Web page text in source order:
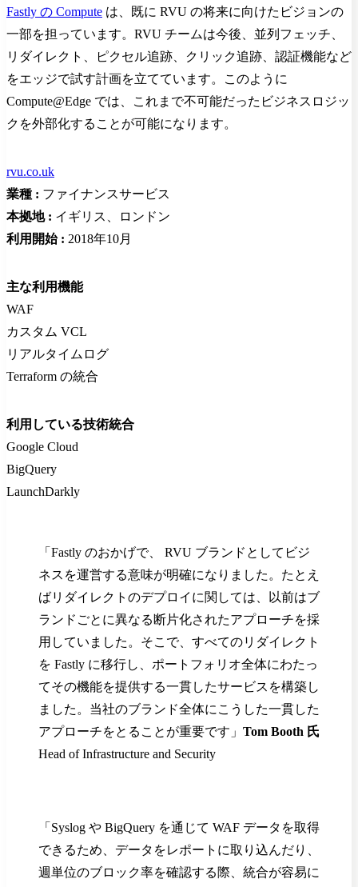
Fastly の Compute は、既に RVU の将来に向けたビジョンの
一部を担っています。RVU チームは今後、並列フェッチ、
リダイレクト、ピクセル追跡、クリック追跡、認証機能など
をエッジで試す計画を立てています。このように
Compute@Edge では、これまで不可能だったビジネスロジッ
クを外部化することが可能になります。
rvu.co.uk
業種 : ファイナンスサービス
本拠地 : イギリス、ロンドン
利用開始 : 2018年10月
主な利用機能
WAF
カスタム VCL
リアルタイムログ
Terraform の統合
利用している技術統合
Google Cloud
BigQuery
LaunchDarkly
「Fastly のおかげで、 RVU ブランドとしてビジ
ネスを運営する意味が明確になりました。たとえ
ばリダイレクトのデプロイに関しては、以前はブ
ランドごとに異なる断片化されたアプローチを採
用していました。そこで、すべてのリダイレクト
を Fastly に移行し、ポートフォリオ全体にわたっ
てその機能を提供する一貫したサービスを構築し
ました。当社のブランド全体にこうした一貫した
アプローチをとることが重要です」 Tom Booth 氏
Head of Infrastructure and Security
「Syslog や BigQuery を通じて WAF データを取得
できるため、データをレポートに取り込んだり、
週単位のブロック率を確認する際、統合が容易に